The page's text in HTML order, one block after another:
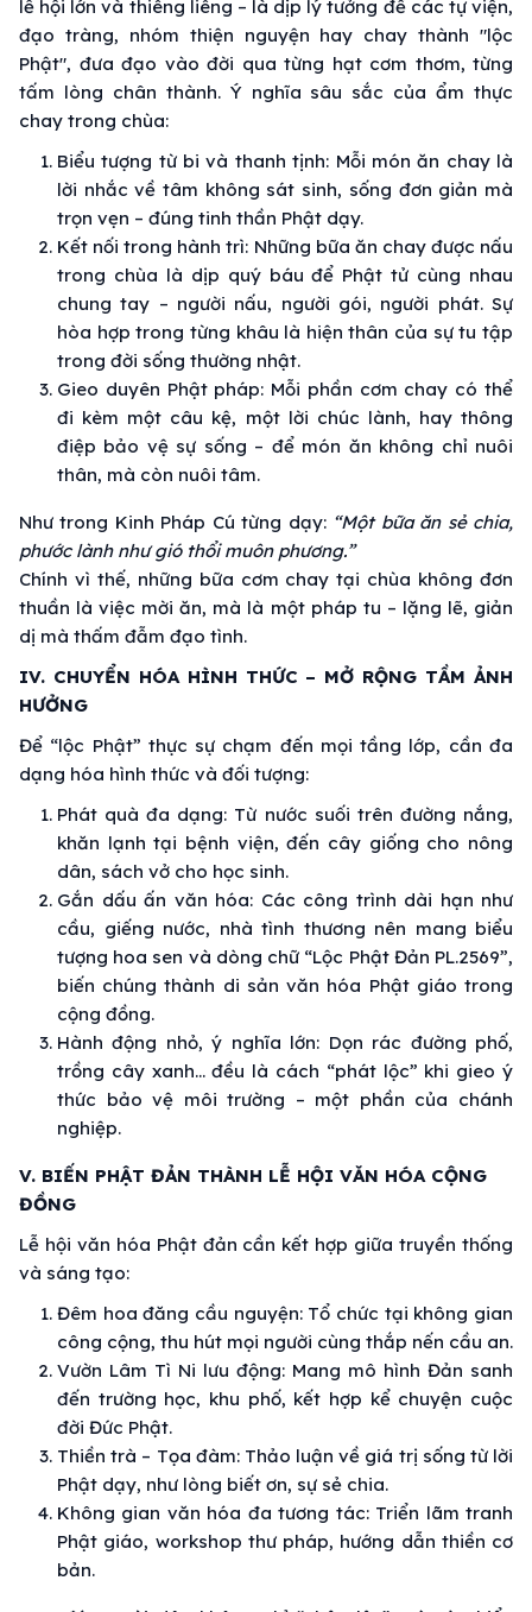
lễ hội lớn và thiêng liêng – là dịp lý tưởng để các tự viện,
đạo tràng, nhóm thiện nguyện hay chay thành "lộc
Phật", đưa đạo vào đời qua từng hạt cơm thơm, từng
tấm lòng chân thành. Ý nghĩa sâu sắc của ẩm thực
chay trong chùa:
Biểu tượng từ bi và thanh tịnh: Mỗi món ăn chay là
lời nhắc về tâm không sát sinh, sống đơn giản mà
trọn vẹn – đúng tinh thần Phật dạy.
Kết nối trong hành trì: Những bữa ăn chay được nấu
trong chùa là dịp quý báu để Phật tử cùng nhau
chung tay – người nấu, người gói, người phát. Sự
hòa hợp trong từng khâu là hiện thân của sự tu tập
trong đời sống thường nhật.
Gieo duyên Phật pháp: Mỗi phần cơm chay có thể
đi kèm một câu kệ, một lời chúc lành, hay thông
điệp bảo vệ sự sống – để món ăn không chỉ nuôi
thân, mà còn nuôi tâm.
Như trong Kinh Pháp Cú từng dạy: “Một bữa ăn sẻ chia,
phước lành như gió thổi muôn phương.”
Chính vì thế, những bữa cơm chay tại chùa không đơn
thuần là việc mời ăn, mà là một pháp tu – lặng lẽ, giản
dị mà thấm đẫm đạo tình.
IV. CHUYỂN HÓA HÌNH THỨC – MỞ RỘNG TẦM ẢNH
HƯỞNG
Để “lộc Phật” thực sự chạm đến mọi tầng lớp, cần đa
dạng hóa hình thức và đối tượng:
Phát quà đa dạng: Từ nước suối trên đường nắng,
khăn lạnh tại bệnh viện, đến cây giống cho nông
dân, sách vở cho học sinh.
Gắn dấu ấn văn hóa: Các công trình dài hạn như
cầu, giếng nước, nhà tình thương nên mang biểu
tượng hoa sen và dòng chữ “Lộc Phật Đản PL.2569”,
biến chúng thành di sản văn hóa Phật giáo trong
cộng đồng.
Hành động nhỏ, ý nghĩa lớn: Dọn rác đường phố,
trồng cây xanh… đều là cách “phát lộc” khi gieo ý
thức bảo vệ môi trường – một phần của chánh
nghiệp.
V. BIẾN PHẬT ĐẢN THÀNH LỄ HỘI VĂN HÓA CỘNG
ĐỒNG
Lễ hội văn hóa Phật đản cần kết hợp giữa truyền thống
và sáng tạo:
Đêm hoa đăng cầu nguyện: Tổ chức tại không gian
công cộng, thu hút mọi người cùng thắp nến cầu an.
Vườn Lâm Tì Ni lưu động: Mang mô hình Đản sanh
đến trường học, khu phố, kết hợp kể chuyện cuộc
đời Đức Phật.
Thiền trà – Tọa đàm: Thảo luận về giá trị sống từ lời
Phật dạy, như lòng biết ơn, sự sẻ chia.
Không gian văn hóa đa tương tác: Triển lãm tranh
Phật giáo, workshop thư pháp, hướng dẫn thiền cơ
bản.